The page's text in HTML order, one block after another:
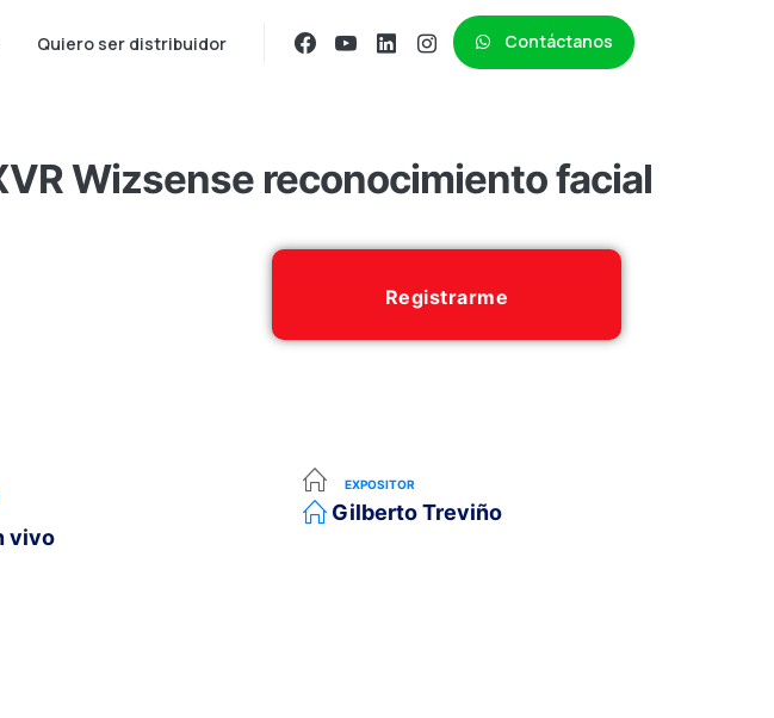
Quiero ser distribuidor Contáctanos
Wizsense reconocimiento facial
Registrarme
vivo
EXPOSITOR
Gilberto Treviño